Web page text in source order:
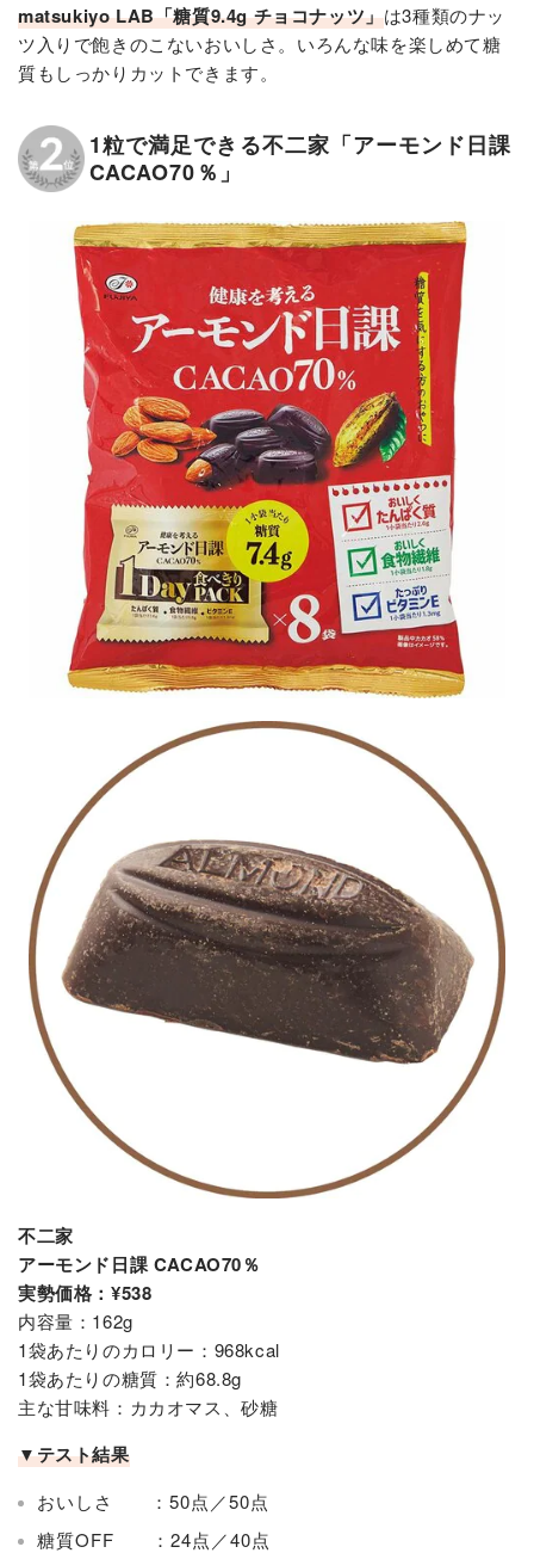
matsukiyo LAB「糖質9.4g チョコナッツ」は3種類のナッ
ツ入りで飽きのこないおいしさ。いろんな味を楽しめて糖
質もしっかりカットできます。
1粒で満足できる不二家「アーモンド日課
CACAO70％」
不二家
アーモンド日課 CACAO70％
実勢価格：¥538
内容量：162g
1袋あたりのカロリー：968kcal
1袋あたりの糖質：約68.8g
主な甘味料：カカオマス、砂糖
▼テスト結果
おいしさ ：50点／50点
糖質OFF ：24点／40点